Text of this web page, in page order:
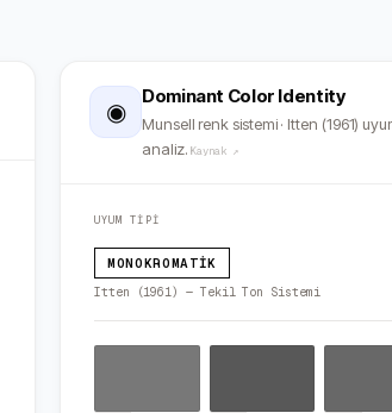
◉
Dominant Color Identity
Munsell renk sistemi · Itten (1961)
analiz. Kaynak ↗
UYUM TİPİ
MONOKROMATIK
Itten (1961) — Tekil Ton Sistemi